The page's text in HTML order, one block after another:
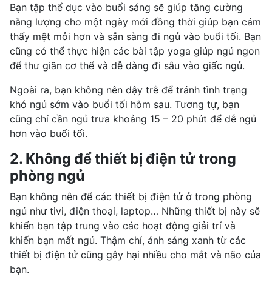
Bạn tập thể dục vào buổi sáng sẽ giúp tăng cường
năng lượng cho một ngày mới đồng thời giúp bạn cảm
thấy mệt mỏi hơn và sẵn sàng đi ngủ vào buổi tối. Bạn
cũng có thể thực hiện các bài tập yoga giúp ngủ ngon
để thư giãn cơ thể và dễ dàng đi sâu vào giấc ngủ.
Ngoài ra, bạn không nên dậy trễ để tránh tình trạng
khó ngủ sớm vào buổi tối hôm sau. Tương tự, bạn
cũng chỉ cần ngủ trưa khoảng 15 – 20 phút để dễ ngủ
hơn vào buổi tối.
2. Không để thiết bị điện tử trong
phòng ngủ
Bạn không nên để các thiết bị điện tử ở trong phòng
ngủ như tivi, điện thoại, laptop… Những thiết bị này sẽ
khiến bạn tập trung vào các hoạt động giải trí và
khiến bạn mất ngủ. Thậm chí, ánh sáng xanh từ các
thiết bị điện tử cũng gây hại nhiều cho mắt và não của
bạn.